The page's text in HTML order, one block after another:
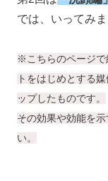
では、いってみ
※こちらのページで
トをはじめとする
ップしたものです。
その効果や効能を
い。